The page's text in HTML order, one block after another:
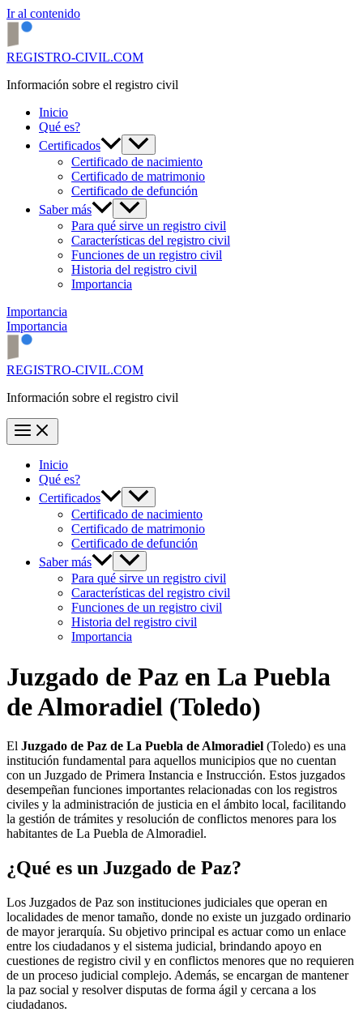
Ir al contenido
REGISTRO-CIVIL.COM
Información sobre el registro civil
Inicio
Qué es?
Certificados
Certificado de nacimiento
Certificado de matrimonio
Certificado de defunción
Saber más
Para qué sirve un registro civil
Características del registro civil
Funciones de un registro civil
Historia del registro civil
Importancia
Importancia
Importancia
REGISTRO-CIVIL.COM
Información sobre el registro civil
Inicio
Qué es?
Certificados
Certificado de nacimiento
Certificado de matrimonio
Certificado de defunción
Saber más
Para qué sirve un registro civil
Características del registro civil
Funciones de un registro civil
Historia del registro civil
Importancia
Juzgado de Paz en La Puebla
de Almoradiel (Toledo)
El Juzgado de Paz de La Puebla de Almoradiel (Toledo) es una
institución fundamental para aquellos municipios que no cuentan
con un Juzgado de Primera Instancia e Instrucción. Estos juzgados
desempeñan funciones importantes relacionadas con los registros
civiles y la administración de justicia en el ámbito local, facilitando
la gestión de trámites y resolución de conflictos menores para los
habitantes de La Puebla de Almoradiel.
¿Qué es un Juzgado de Paz?
Los Juzgados de Paz son instituciones judiciales que operan en
localidades de menor tamaño, donde no existe un juzgado ordinario
de mayor jerarquía. Su objetivo principal es actuar como un enlace
entre los ciudadanos y el sistema judicial, brindando apoyo en
cuestiones de registro civil y en conflictos menores que no requieren
de un proceso judicial complejo. Además, se encargan de mantener
la paz social y resolver disputas de forma ágil y cercana a los
ciudadanos.